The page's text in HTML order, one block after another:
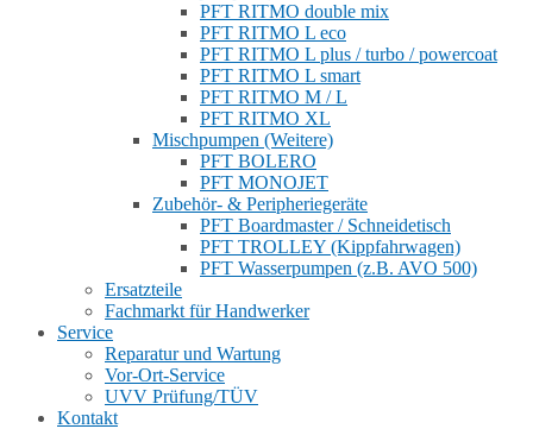
PFT RITMO double mix
PFT RITMO L eco
PFT RITMO L plus / turbo / powercoat
PFT RITMO L smart
PFT RITMO M / L
PFT RITMO XL
Mischpumpen (Weitere)
PFT BOLERO
PFT MONOJET
Zubehör- & Peripheriegeräte
PFT Boardmaster / Schneidetisch
PFT TROLLEY (Kippfahrwagen)
PFT Wasserpumpen (z.B. AVO 500)
Ersatzteile
Fachmarkt für Handwerker
Service
Reparatur und Wartung
Vor-Ort-Service
UVV Prüfung/TÜV
Kontakt